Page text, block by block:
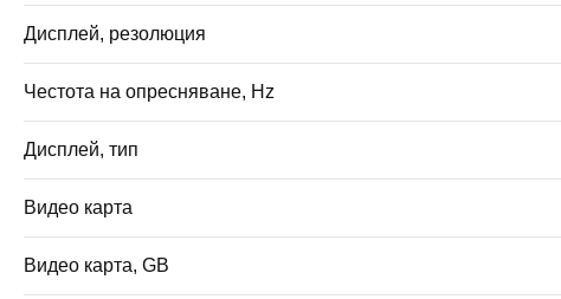
Дисплей, резолюция
Честота на опресняване, Hz
Дисплей, тип
Видео карта
Видео карта, GB